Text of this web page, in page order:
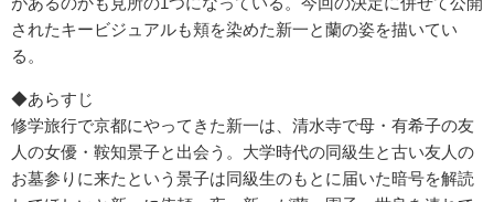
されたキービジュアルも頬を染めた新一と蘭の姿を描いてい
る。
◆あらすじ
修学旅行で京都にやってきた新一は、清水寺で母・有希子の友
人の女優・鞍知景子と出会う。大学時代の同級生と古い友人の
お墓参りに来たという景子は同級生のもとに届いた暗号を解読